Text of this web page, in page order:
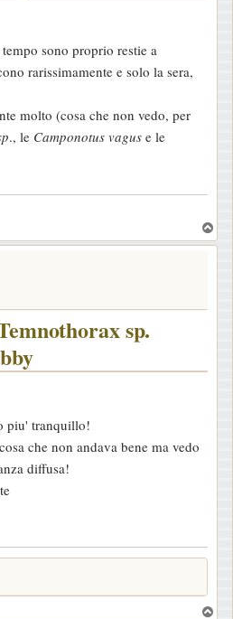
sono proprio restie a
rarissimamente e solo la sera,
molto (cosa che non vedo, per
., le Camponotus vagus e le
o
sp.
piu' tranquillo!
che non andava bene ma vedo
diffusa!